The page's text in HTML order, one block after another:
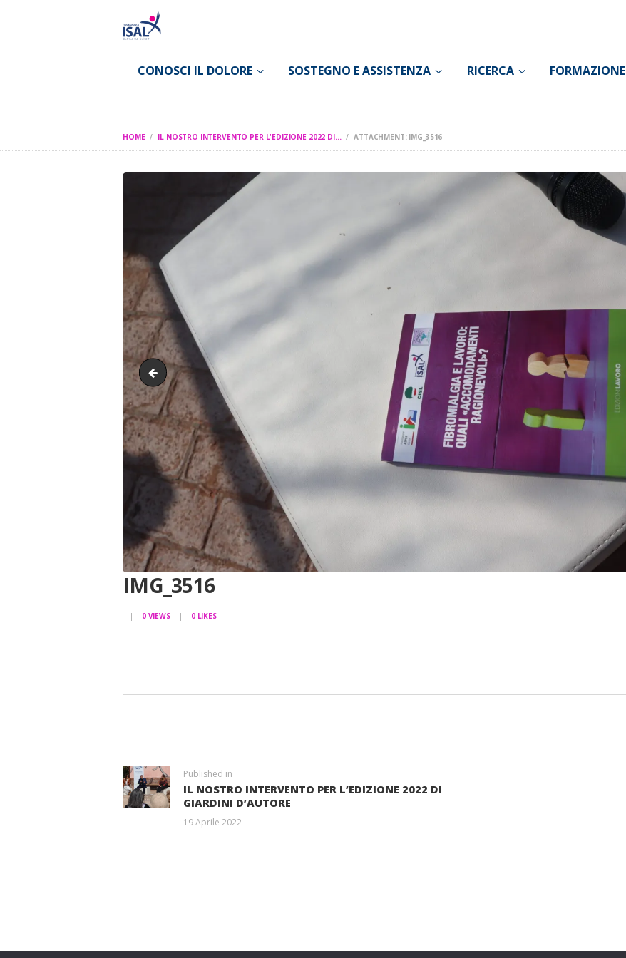
CONOSCI IL DOLORE SOSTEGNO E ASSISTENZA RICERCA FORMAZIONE
HOME IL NOSTRO INTERVENTO PER L'EDIZIONE 2022 DI... ATTACHMENT: IMG_3516
RICERCA
FORMAZIONE
CHI SIAMO
IMG_3555
IMG_3516
0 VIEWS 0 LIKES
Published in
post:
IL NOSTRO INTERVENTO PER L’EDIZIONE 2022 DI
GIARDINI D’AUTORE
19 Aprile 2022